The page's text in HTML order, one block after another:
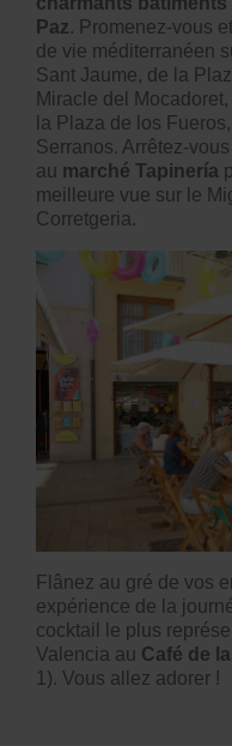
Paz. Promenez-vous
de vie méditerranéen
Sant Jaume, de la
Miracle del
la Plaza de los
Serranos. Arrêtez-
au marché Tapinería
meilleure vue sur le
Corretgeria.
Flânez au gré de vos
expérience de la
cocktail le plus
Valencia au Café de
1). Vous allez adorer !